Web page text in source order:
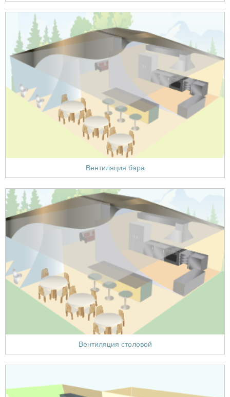
Вентиляция бара
Вентиляция столовой